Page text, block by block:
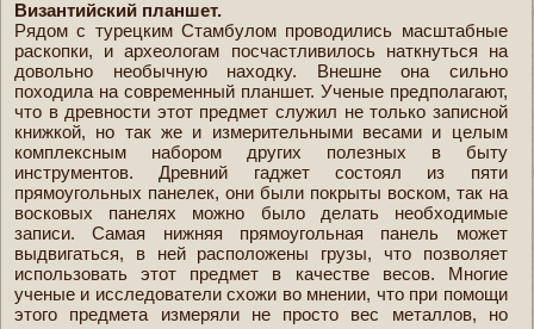
Византийский планшет.
Рядом с турецким Стамбулом проводились масштабные
раскопки, и археологам посчастливилось наткнуться на
довольно необычную находку. Внешне она сильно
походила на современный планшет. Ученые предполагают,
что в древности этот предмет служил не только записной
книжкой, но так же и измерительными весами и целым
комплексным набором других полезных в быту
инструментов. Древний гаджет состоял из пяти
прямоугольных панелек, они были покрыты воском, так на
восковых панелях можно было делать необходимые
записи. Самая нижняя прямоугольная панель может
выдвигаться, в ней расположены грузы, что позволяет
использовать этот предмет в качестве весов. Многие
ученые и исследователи схожи во мнении, что при помощи
этого предмета измеряли не просто вес металлов, но